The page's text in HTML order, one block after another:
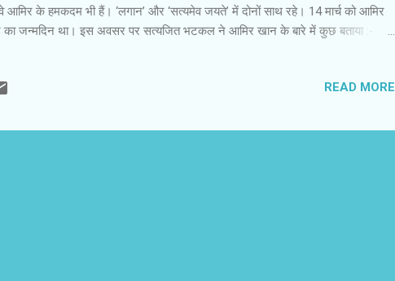
आमिर के हमकदम भी हैं। ‘लगान’ और ‘सत्यमेव जयते’ में दोनों साथ रहे। 14 मार्च को आमिर
का जन्मदिन था। इस अवसर पर सत्यजित भटकल ने आमिर खान के बारे में कुछ बताया :-
वे जिंदगी के सफर को सफर के तौर पर ही लेते हैं। अपनी जिज्ञासाओं की वजह से उन्होंने
से बता सकते हैं कि आप चकित रह जाएं। ‘लगान’ की शूटिंग के समय हमलोगों ने सहजानंद
READ MORE